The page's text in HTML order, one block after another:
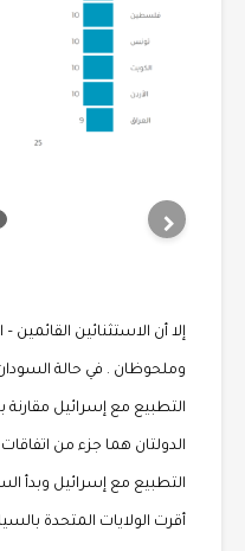
إلا أن الاستثنائين
الدولتان هما جزء من
التطبيع مع إسرائيل وبدأ
أقرت الولايات المتحدة